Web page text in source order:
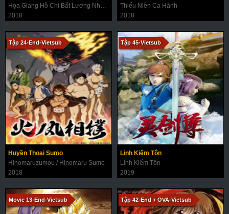
Họa Giang Hồ Chi Bất Lương Nhân 3
2018
Thiếu Niên Ca Hành
2018
Tập 24-End-Vietsub
Huyền Thoại Sumo
Hinomaruzumou / Hinomaru Sumo
2018
Tập 45-Vietsub
Linh Kiếm Tôn
Linh Kiếm Tôn
2019
Movie 13-End-Vietsub Tập 42-End + OVA-Vietsub